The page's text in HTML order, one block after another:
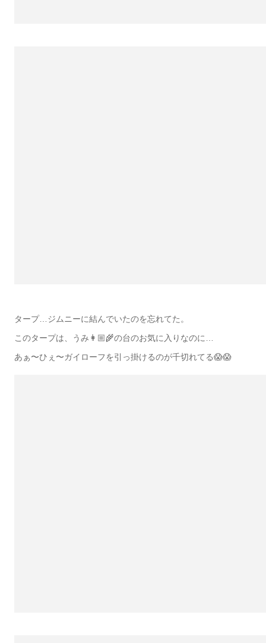
タープ…ジムニーに結んでいたのを忘れてた。
このタープは、うみ👩🏼‍🌾の台のお気に入りなのに…
あぁ〜ひぇ〜ガイローフを引っ掛けるのが千切れてる😱😱